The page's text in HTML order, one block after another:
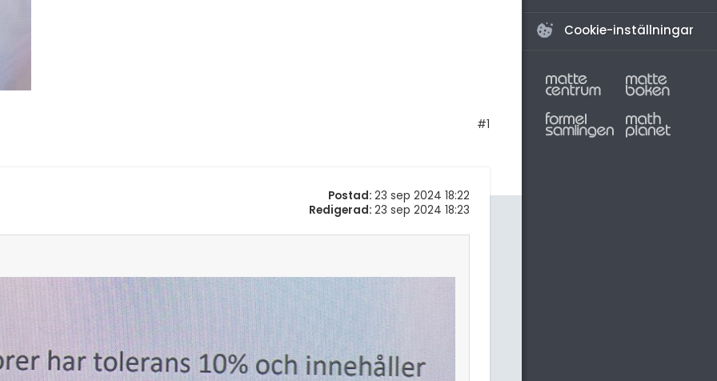
#1
Postad: 23 sep 2024 18:22
Redigerad: 23 sep 2024 18:23
Cookie-inställningar